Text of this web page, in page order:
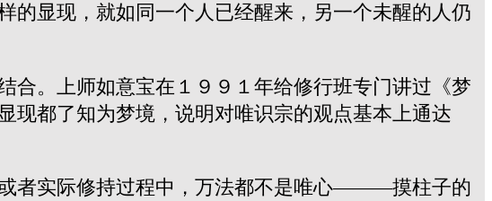
的显现，就如同一个人已经醒来，另一个未醒的人仍
合。上师如意宝在１９９１年给修行班专门讲过《梦
现都了知为梦境，说明对唯识宗的观点基本上通达
者实际修持过程中，万法都不是唯心———摸柱子的